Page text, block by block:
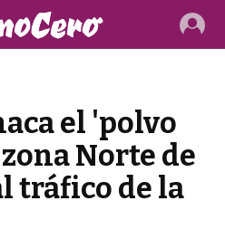
el 'polvo
Norte de
tráfico de la